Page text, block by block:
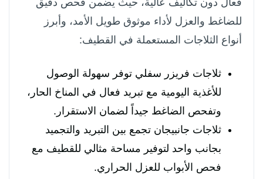
للضاغط والعزل لأداء موثوق طويل الأمد، وأبرز
أنواع الثلاجات المستعملة في القطيف:
ثلاجات فريزر سفلي توفر سهولة الوصول
للأغذية اليومية مع تبريد فعال في المناخ الحار،
وتفحص الضاغط جيداً لضمان الاستقرار.
ثلاجات جانبيجان تجمع بين التبريد والتجميد
بجانب واحد لتوفير مساحة مثالي للقطيف مع
فحص الأبواب للعزل الحراري.